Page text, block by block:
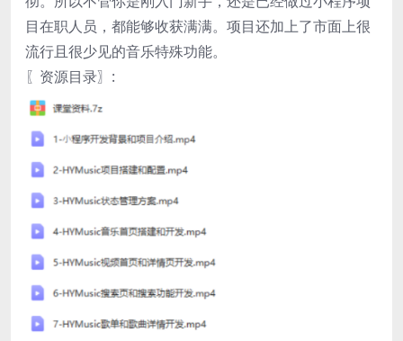
目在职人员，都能够收获满满。项目还加上了市面上很
流行且很少见的音乐特殊功能。
〖资源目录〗: